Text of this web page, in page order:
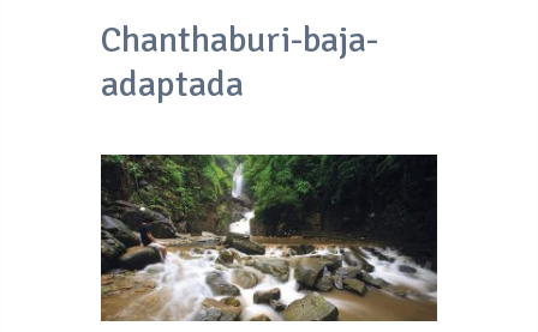
Chanthaburi-baja-
adaptada